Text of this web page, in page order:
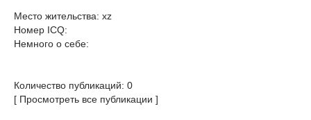
Место жительства: xz
Номер ICQ:
Немного о себе:
Количество публикаций: 0
[ Просмотреть все публикации ]